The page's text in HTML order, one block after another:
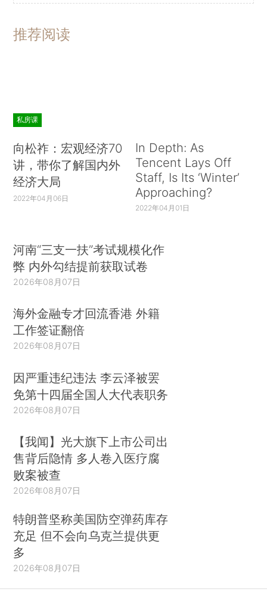
推荐阅读
私房课
向松祚：宏观经济70
讲，带你了解国内外
经济大局
2022年04月06日
In Depth: As
Tencent Lays Off
Staff, Is Its ‘Winter’
Approaching?
2022年04月01日
河南“三支一扶”考试规模化作
弊 内外勾结提前获取试卷
2026年08月07日
海外金融专才回流香港 外籍
工作签证翻倍
2026年08月07日
因严重违纪违法 李云泽被罢
免第十四届全国人大代表职务
2026年08月07日
【我闻】光大旗下上市公司出
售背后隐情 多人卷入医疗腐
败案被查
2026年08月07日
特朗普坚称美国防空弹药库存
充足 但不会向乌克兰提供更
多
2026年08月07日